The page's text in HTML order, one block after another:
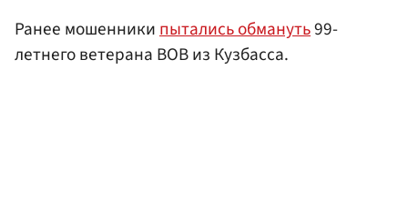
Ранее мошенникипытались обмануть99-
летнего ветерана ВОВ из Кузбасса.